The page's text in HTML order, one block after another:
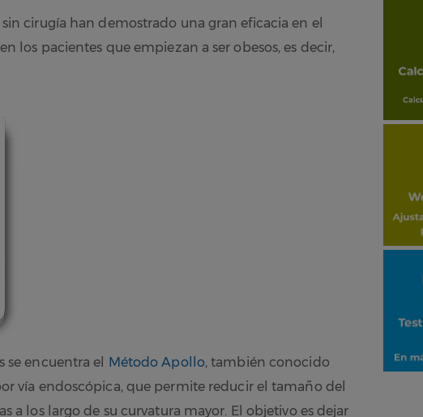
cirugía han demostrado una gran eficacia en el
los pacientes que empiezan a ser obesos, es decir,
encuentra el Método Apollo, también conocido
vía endoscópica, que permite reducir el tamaño del
a los largo de su curvatura mayor. El objetivo es dejar